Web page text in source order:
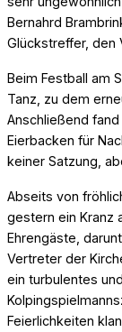
Bernahrd
Glückstreffer, den
Beim Festball am
Tanz, zu dem
Anschließend
Eierbacken für
keiner Satzung,
Abseits von
gestern ein Kranz
Ehrengäste,
Vertreter der
ein turbulentes
Feierlichkeiten